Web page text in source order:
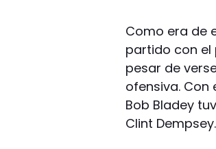
Como era de
partido con el
pesar de
ofensiva. Con
Bob Bladey
Clint Dempsey.